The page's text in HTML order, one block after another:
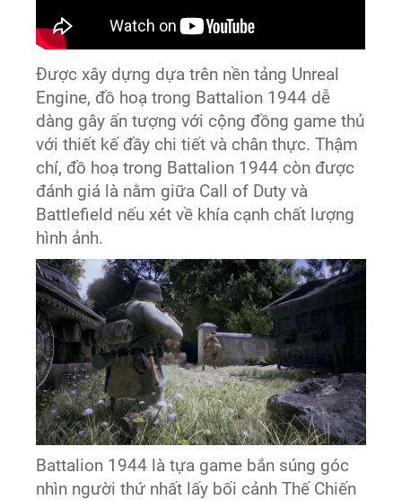
Được xây dựng dựa trên nền tảng Unreal
Engine, đồ hoạ trong Battalion 1944 dễ
dàng gây ấn tượng với cộng đồng game thủ
với thiết kế đầy chi tiết và chân thực. Thậm
chí, đồ hoạ trong Battalion 1944 còn được
đánh giá là nằm giữa Call of Duty và
Battlefield nếu xét về khía cạnh chất lượng
hình ảnh.
Battalion 1944 là tựa game bắn súng góc
nhìn người thứ nhất lấy bối cảnh Thế Chiến